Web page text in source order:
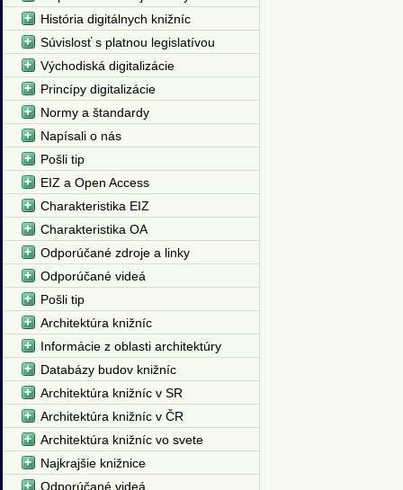
História digitálnych knižníc
Súvislosť s platnou legislatívou
Východiská digitalizácie
Princípy digitalizácie
Normy a štandardy
Napísali o nás
Pošli tip
EIZ a Open Access
Charakteristika EIZ
Charakteristika OA
Odporúčané zdroje a linky
Odporúčané videá
Pošli tip
Architektúra knižníc
Informácie z oblasti architektúry
Databázy budov knižníc
Architektúra knižníc v SR
Architektúra knižníc v ČR
Architektúra knižníc vo svete
Najkrajšie knižnice
Odporúčané videá